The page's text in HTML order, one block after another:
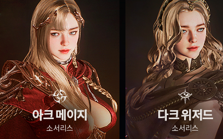
가디언 테일즈
프린세스 커넥트 Re:Dive
프렌즈팝콘
프렌즈타운
고객센터
공지사항
카카오게임
게임코인
게임시간
아크 메이지
소서리스
다크 위저드
소서리스